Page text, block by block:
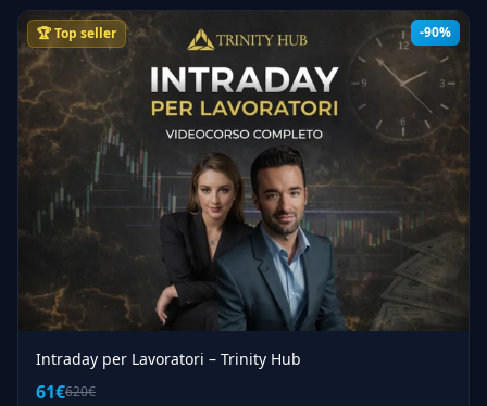
-90%
🏆 Top seller
Intraday per Lavoratori – Trinity Hub
61€620€